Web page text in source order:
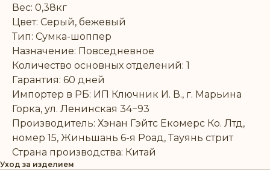
Вес: 0,38кг
Цвет: Серый, бежевый
Тип: Сумка-шоппер
Назначение: Повседневное
Количество основных отделений: 1
Гарантия: 60 дней
Импортер в РБ: ИП Ключник И. В., г. Марьина
Горка, ул. Ленинская 34−93
Производитель: Хэнан Гэйтс Екомерс Ко. Лтд,
номер 15, Жиньшань 6-я Роад, Тауянь стрит
Страна производства: Китай
Уход за изделием